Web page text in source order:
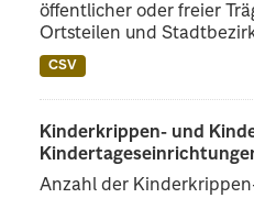
öffentlicher oder freier
Ortsteilen und
CSV
Kinderkrippen- und
Anzahl der